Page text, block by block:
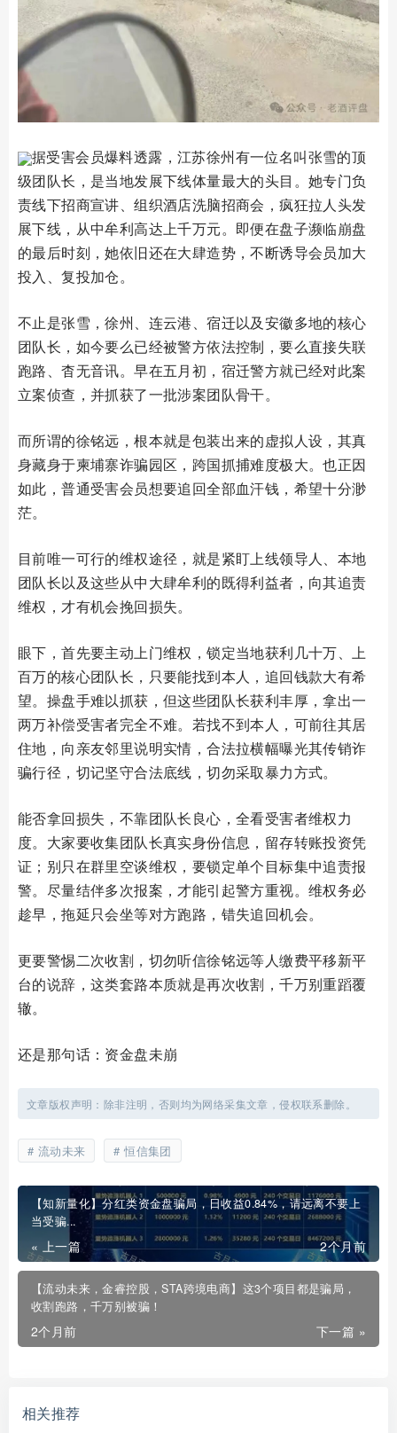
据受害会员爆料透露，江苏徐州有一位名叫张雪的顶
级团队长，是当地发展下线体量最大的头目。她专门负
责线下招商宣讲、组织酒店洗脑招商会，疯狂拉人头发
展下线，从中牟利高达上千万元。即便在盘子濒临崩盘
的最后时刻，她依旧还在大肆造势，不断诱导会员加大
投入、复投加仓。
不止是张雪，徐州、连云港、宿迁以及安徽多地的核心
团队长，如今要么已经被警方依法控制，要么直接失联
跑路、杳无音讯。早在五月初，宿迁警方就已经对此案
立案侦查，并抓获了一批涉案团队骨干。
而所谓的徐铭远，根本就是包装出来的虚拟人设，其真
身藏身于柬埔寨诈骗园区，跨国抓捕难度极大。也正因
如此，普通受害会员想要追回全部血汗钱，希望十分渺
茫。
目前唯一可行的维权途径，就是紧盯上线领导人、本地
团队长以及这些从中大肆牟利的既得利益者，向其追责
维权，才有机会挽回损失。
眼下，首先要主动上门维权，锁定当地获利几十万、上
百万的核心团队长，只要能找到本人，追回钱款大有希
望。操盘手难以抓获，但这些团队长获利丰厚，拿出一
两万补偿受害者完全不难。若找不到本人，可前往其居
住地，向亲友邻里说明实情，合法拉横幅曝光其传销诈
骗行径，切记坚守合法底线，切勿采取暴力方式。
能否拿回损失，不靠团队长良心，全看受害者维权力
度。大家要收集团队长真实身份信息，留存转账投资凭
证；别只在群里空谈维权，要锁定单个目标集中追责报
警。尽量结伴多次报案，才能引起警方重视。维权务必
趁早，拖延只会坐等对方跑路，错失追回机会。
更要警惕二次收割，切勿听信徐铭远等人缴费平移新平
台的说辞，这类套路本质就是再次收割，千万别重蹈覆
辙。
还是那句话：资金盘未崩
文章版权声明：除非注明，否则均为网络采集文章，侵权联系删除。
流动未来 恒信集团
【知新量化】分红类资金盘骗局，日收益0.84%，请远离不要上
当受骗...
« 上一篇 2个月前
【流动未来，金睿控股，STA跨境电商】这3个项目都是骗局，
收割跑路，千万别被骗！
下一篇 »
2个月前
相关推荐